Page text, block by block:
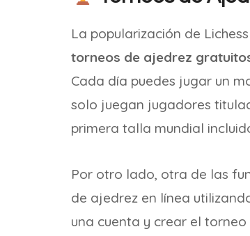
La popularización de
torneos de ajedrez
Cada día puedes jugar un
solo juegan jugadores
primera talla mundial
Por otro lado, otra de las
de ajedrez en línea
una cuenta y crear el